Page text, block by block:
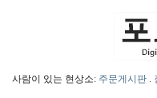
사람이 있는 현상소: 주문게시판.